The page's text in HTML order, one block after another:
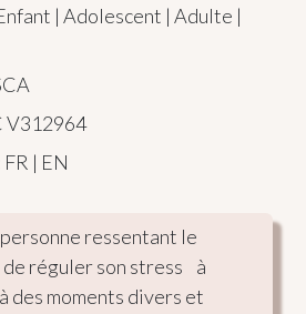
| Adolescent | Adulte |
V312964
FR | EN
ressentant le
réguler son stress    à
des moments divers et